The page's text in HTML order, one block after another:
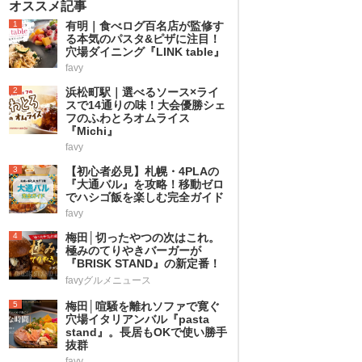
オススメ記事
1
有明｜食べログ百名店が監修す
る本気のパスタ&ピザに注目！
穴場ダイニング『LINK table』
favy
2
浜松町駅｜選べるソース×ライ
スで14通りの味！大会優勝シェ
フのふわとろオムライス
『Michi』
favy
3
【初心者必見】札幌・4PLAの
『大通バル』を攻略！移動ゼロ
でハシゴ飯を楽しむ完全ガイド
favy
4
梅田│切ったやつの次はこれ。
極みのてりやきバーガーが
『BRISK STAND』の新定番！
favyグルメニュース
5
梅田│喧騒を離れソファで寛ぐ
穴場イタリアンバル『pasta
stand』。長居もOKで使い勝手
抜群